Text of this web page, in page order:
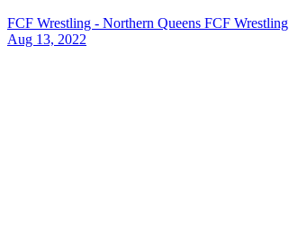
FCF Wrestling - Northern Queens FCF Wrestling
Aug 13, 2022